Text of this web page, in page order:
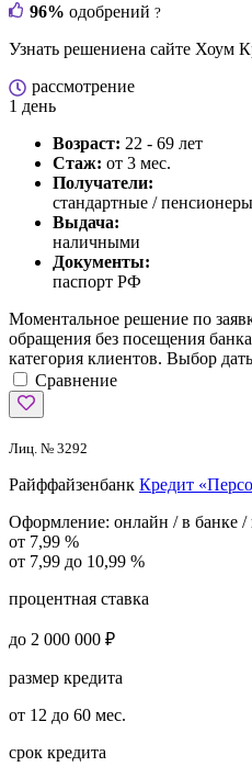
96% одобрений ?
Узнать решениена сайте Хоум
рассмотрение
1 день
Возраст: 22 - 69 лет
Стаж: от 3 мес.
Получатели:
стандартные / пенсионеры
Выдача:
наличными
Документы:
паспорт РФ
Моментальное решение по
обращения без посещения
категория клиентов. Выбор
Сравнение
Лиц. № 3292
Райффайзенбанк Кредит
Оформление: онлайн / в банке /
от 7,99 %
от 7,99 до 10,99 %
процентная ставка
до 2 000 000 ₽
размер кредита
от 12 до 60 мес.
срок кредита